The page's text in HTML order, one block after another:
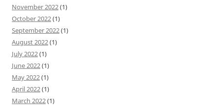
November 2022(1)
October 2022(1)
September 2022(1)
August 2022(1)
July 2022(1)
June 2022(1)
May 2022(1)
April 2022(1)
March 2022(1)